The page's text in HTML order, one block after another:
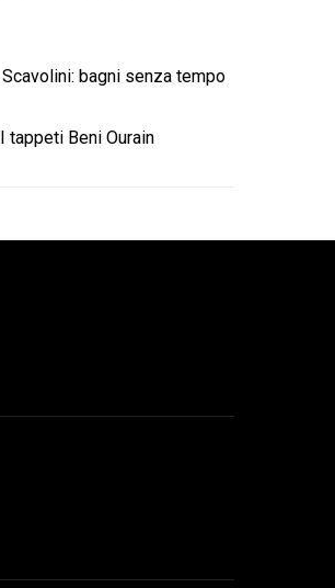
Scavolini: bagni senza tempo
I tappeti Beni Ourain